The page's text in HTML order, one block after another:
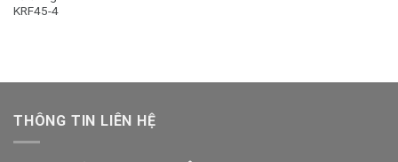
KRF45-4
THÔNG TIN LIÊN HỆ